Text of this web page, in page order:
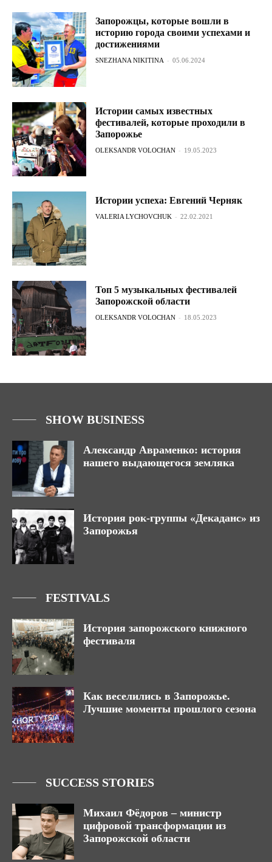
Запорожцы, которые вошли в
историю города своими успехами и
достижениями
SNEZHANA NIKITINA - 05.06.2024
Истории самых известных
фестивалей, которые проходили в
Запорожье
OLEKSANDR VOLOCHAN - 19.05.2023
Истории успеха: Евгений Черняк
VALERIA LYCHOVCHUK - 22.02.2021
Топ 5 музыкальных фестивалей
Запорожской области
OLEKSANDR VOLOCHAN - 18.05.2023
SHOW BUSINESS
Александр Авраменко: история
нашего выдающегося земляка
История рок-группы «Декаданс» из
Запорожья
FESTIVALS
История запорожского книжного
фестиваля
Как веселились в Запорожье.
Лучшие моменты прошлого сезона
SUCCESS STORIES
Михаил Фёдоров – министр
цифровой трансформации из
Запорожской области